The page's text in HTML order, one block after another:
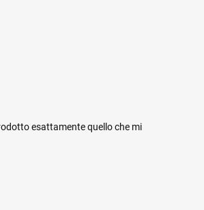
esattamente quello che mi